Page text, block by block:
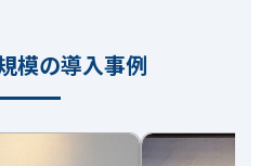
模の導入事例